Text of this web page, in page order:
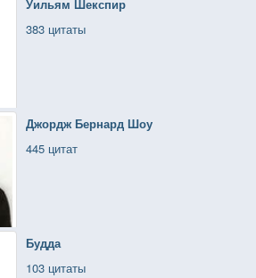
Уильям Шекспир
383 цитаты
Джордж Бернард Шоу
445 цитат
Будда
103 цитаты